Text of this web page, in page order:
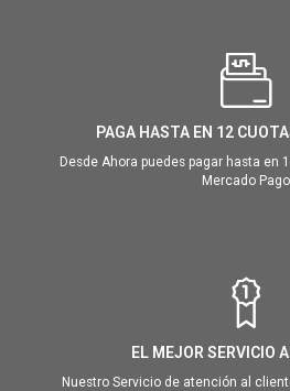
PAGA HASTA EN 12
Desde Ahora puedes pagar hasta en
Mercado
EL MEJOR SERVICIO
Nuestro Servicio de atención al